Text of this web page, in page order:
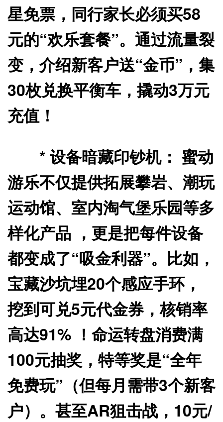
星免票，同行家长必须买58
元的“欢乐套餐”。通过流量裂
变，介绍新客户送“金币”，集
30枚兑换平衡车，撬动3万元
充值！
*设备暗藏印钞机： 蜜动
游乐不仅提供拓展攀岩、潮玩
运动馆、室内淘气堡乐园等多
样化产品 ，更是把每件设备
都变成了“吸金利器”。比如，
宝藏沙坑埋20个感应手环，
挖到可兑5元代金券，核销率
高达91% ！命运转盘消费满
100元抽奖，特等奖是“全年
免费玩”（但每月需带3个新客
户）。甚至AR狙击战，10元/